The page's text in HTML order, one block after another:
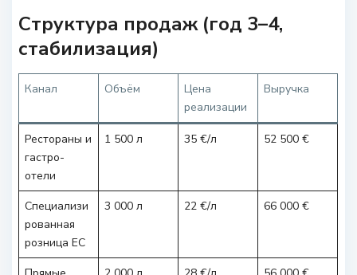
Структура продаж (год 3–4,
стабилизация)
Канал Объём
Цена
реализации
Выручка
Рестораны и
гастро-
отели
1 500 л 35 €/л 52 500 €
Специализи
рованная
розница ЕС
3 000 л 22 €/л 66 000 €